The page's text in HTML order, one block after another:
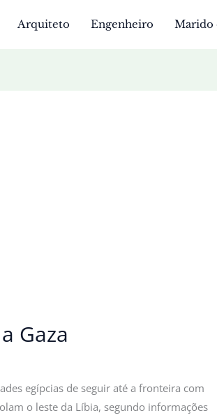
Arquiteto Engenheiro Marido
Gaza
egípcias de seguir até a fronteira com
o leste da Líbia, segundo informações